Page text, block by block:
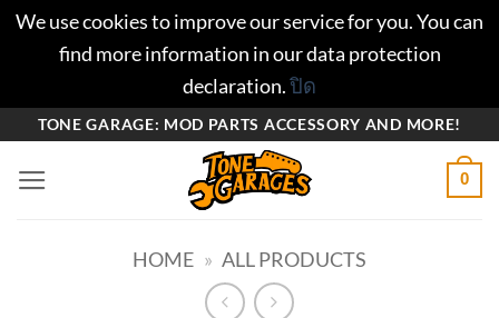
We use cookies to improve our service for you. You can
find more information in our data protection
declaration.ปิด
ยัง
TONE GARAGE: MOD PARTS ACCESSORY AND MORE!
0
HOME » ALL PRODUCTS